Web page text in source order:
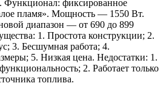
Функционал: фиксированное
пламя». Мощность — 1550 Вт.
диапазон — от 690 до 899
1. Простота конструкции; 2.
3. Бесшумная работа; 4.
5. Низкая цена. Недостатки: 1.
2. Работает только
топлива.